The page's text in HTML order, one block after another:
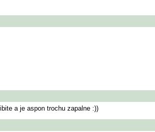
a je aspon trochu zapalne :))